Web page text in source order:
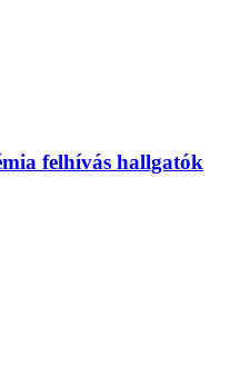
felhívás hallgatók